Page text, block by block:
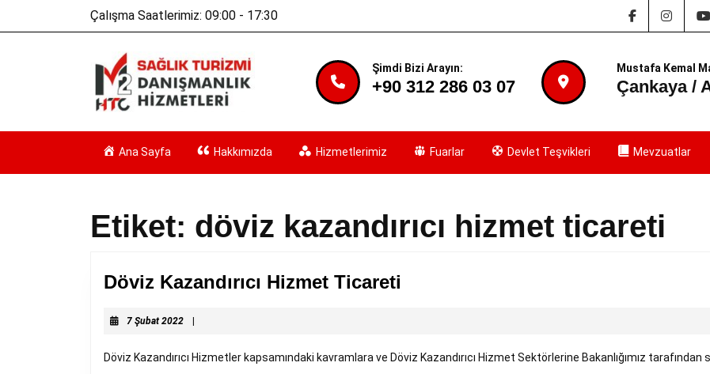
Çalışma Saatlerimiz: 09:00 - 17:30
Şimdi Bizi Arayın:
+90 312 286 03 07
Mustafa Kemal
Çankaya /
Ana Sayfa Hakkımızda Hizmetlerimiz Fuarlar Devlet Teşvikleri Mevzuatlar
Etiket: döviz kazandırıcı hizmet ticareti
Döviz Kazandırıcı Hizmet Ticareti
7 Şubat 20227
Döviz Kazandırıcı Hizmetler kapsamındaki kavramlara ve Döviz Kazandırıcı Hizmet Sektörlerine Bakanlığımız tarafından